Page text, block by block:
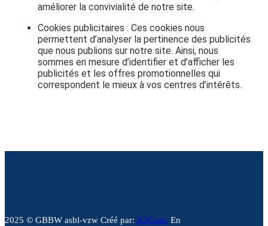
améliorer la convivialité de notre site.
Cookies publicitaires : Ces cookies nous
permettent d’analyser la pertinence des publicités
que nous publions sur notre site. Ainsi, nous
sommes en mesure d’identifier et d’afficher les
publicités et les offres promotionnelles qui
correspondent le mieux à vos centres d’intérêts.
2025 © GBBW asbl-vzw Créé par: A2Com. En